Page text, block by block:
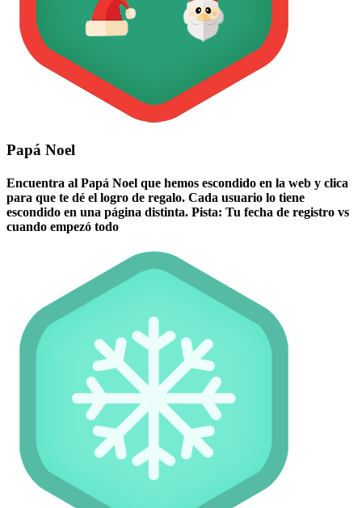
Papá Noel
Encuentra al Papá Noel que hemos escondido en la web y clica
para que te dé el logro de regalo. Cada usuario lo tiene
escondido en una página distinta. Pista: Tu fecha de registro vs
cuando empezó todo